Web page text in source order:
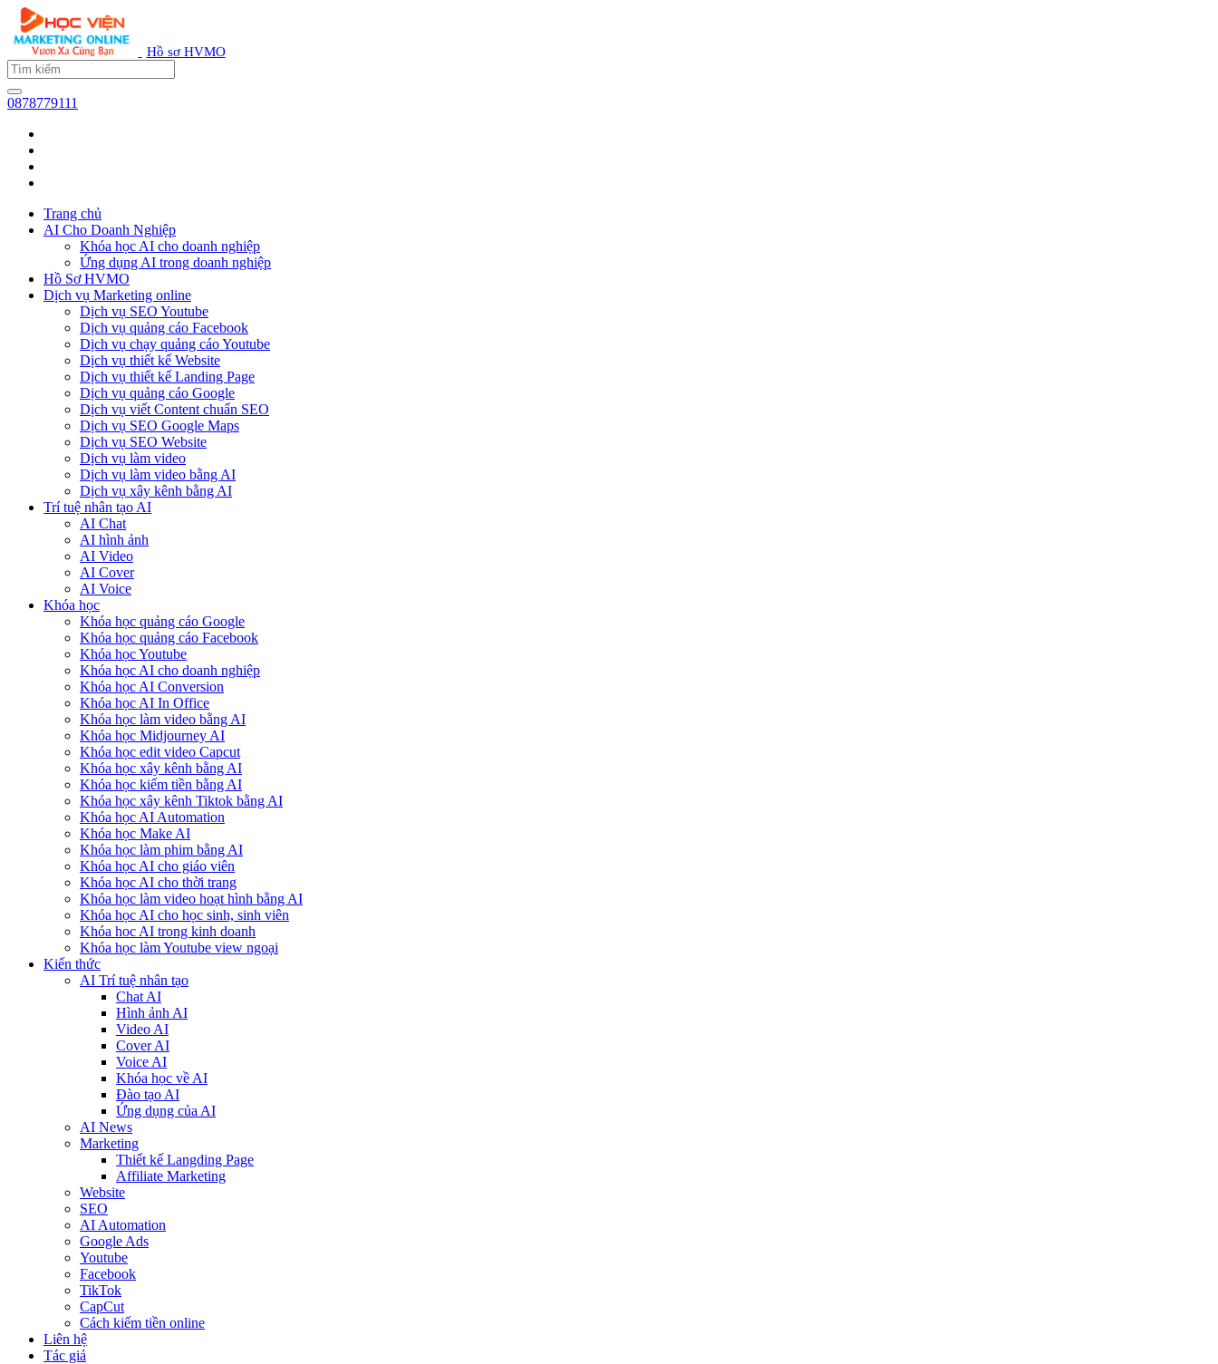
Hồ sơ HVMO
0878779111
Trang chủ
AI Cho Doanh Nghiệp
Khóa học AI cho doanh nghiệp
Ứng dụng AI trong doanh nghiệp
Hồ Sơ HVMO
Dịch vụ Marketing online
Dịch vụ SEO Youtube
Dịch vụ quảng cáo Facebook
Dịch vụ chạy quảng cáo Youtube
Dịch vụ thiết kế Website
Dịch vụ thiết kế Landing Page
Dịch vụ quảng cáo Google
Dịch vụ viết Content chuẩn SEO
Dịch vụ SEO Google Maps
Dịch vụ SEO Website
Dịch vụ làm video
Dịch vụ làm video bằng AI
Dịch vụ xây kênh bằng AI
Trí tuệ nhân tạo AI
AI Chat
AI hình ảnh
AI Video
AI Cover
AI Voice
Khóa học
Khóa học quảng cáo Google
Khóa học quảng cáo Facebook
Khóa học Youtube
Khóa học AI cho doanh nghiệp
Khóa học AI Conversion
Khóa học AI In Office
Khóa học làm video bằng AI
Khóa học Midjourney AI
Khóa học edit video Capcut
Khóa học xây kênh bằng AI
Khóa học kiếm tiền bằng AI
Khóa học xây kênh Tiktok bằng AI
Khóa học AI Automation
Khóa học Make AI
Khóa học làm phim bằng AI
Khóa học AI cho giáo viên
Khóa học AI cho thời trang
Khóa học làm video hoạt hình bằng AI
Khóa học AI cho học sinh, sinh viên
Khóa hoc AI trong kinh doanh
Khóa học làm Youtube view ngoại
Kiến thức
AI Trí tuệ nhân tạo
Chat AI
Hình ảnh AI
Video AI
Cover AI
Voice AI
Khóa học về AI
Đào tạo AI
Ứng dụng của AI
AI News
Marketing
Thiết kế Langding Page
Affiliate Marketing
Website
SEO
AI Automation
Google Ads
Youtube
Facebook
TikTok
CapCut
Cách kiếm tiền online
Liên hệ
Tác giả